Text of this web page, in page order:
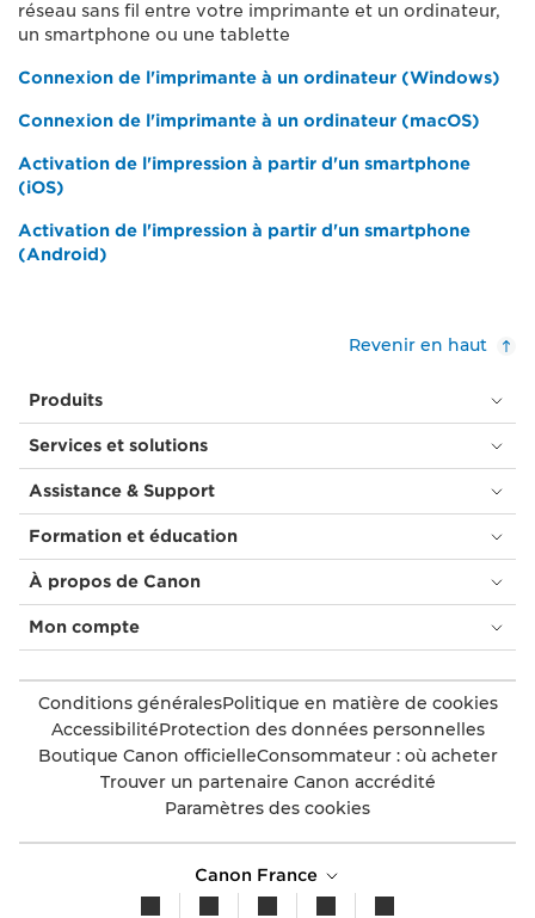
réseau sans fil entre votre imprimante et un ordinateur,
un smartphone ou une tablette
Connexion de l'imprimante à un ordinateur (Windows)
Connexion de l'imprimante à un ordinateur (macOS)
Activation de l'impression à partir d'un smartphone
(iOS)
Activation de l'impression à partir d'un smartphone
(Android)
Revenir en haut
Produits
Services et solutions
Assistance & Support
Formation et éducation
À propos de Canon
Mon compte
Conditions généralesPolitique en matière de cookies
AccessibilitéProtection des données personnelles
Boutique Canon officielleConsommateur : où acheter
Trouver un partenaire Canon accrédité
Paramètres des cookies
Canon France